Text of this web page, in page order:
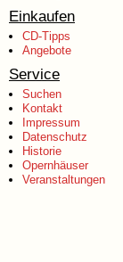
Einkaufen
CD-Tipps
Angebote
Service
Suchen
Kontakt
Impressum
Datenschutz
Historie
Opernhäuser
Veranstaltungen